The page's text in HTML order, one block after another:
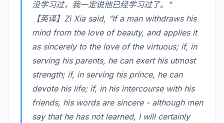
没学习过，我一定说他已经学习过了。”
【英译】Zi Xia said, "If a man withdraws his
mind from the love of beauty, and applies it
as sincerely to the love of the virtuous; if, in
serving his parents, he can exert his utmost
strength; if, in serving his prince, he can
devote his life; if, in his intercourse with his
friends, his words are sincere - although men
say that he has not learned, I will certainly